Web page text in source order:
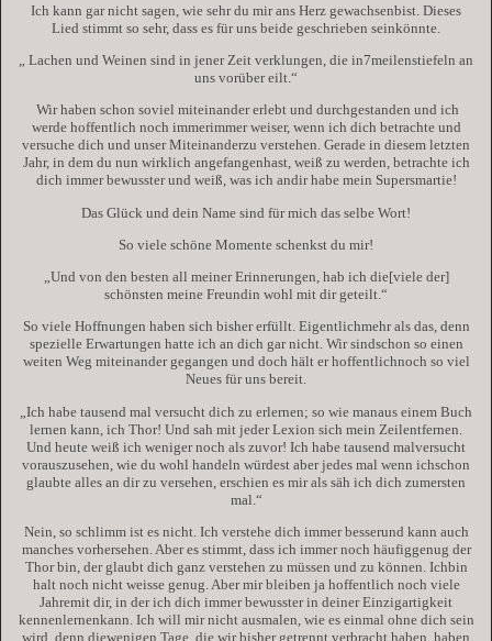
Ich kann gar nicht sagen, wie sehr du mir ans Herz gewachsenbist. Dieses
Lied stimmt so sehr, dass es für uns beide geschrieben seinkönnte.
„ Lachen und Weinen sind in jener Zeit verklungen, die in7meilenstiefeln an
uns vorüber eilt.“
Wir haben schon soviel miteinander erlebt und durchgestanden und ich
werde hoffentlich noch immerimmer weiser, wenn ich dich betrachte und
versuche dich und unser Miteinanderzu verstehen. Gerade in diesem letzten
Jahr, in dem du nun wirklich angefangenhast, weiß zu werden, betrachte ich
dich immer bewusster und weiß, was ich andir habe mein Supersmartie!
Das Glück und dein Name sind für mich das selbe Wort!
So viele schöne Momente schenkst du mir!
„Und von den besten all meiner Erinnerungen, hab ich die[viele der]
schönsten meine Freundin wohl mit dir geteilt.“
So viele Hoffnungen haben sich bisher erfüllt. Eigentlichmehr als das, denn
spezielle Erwartungen hatte ich an dich gar nicht. Wir sindschon so einen
weiten Weg miteinander gegangen und doch hält er hoffentlichnoch so viel
Neues für uns bereit.
„Ich habe tausend mal versucht dich zu erlernen; so wie manaus einem Buch
lernen kann, ich Thor! Und sah mit jeder Lexion sich mein Zeilentfernen.
Und heute weiß ich weniger noch als zuvor! Ich habe tausend malversucht
vorauszusehen, wie du wohl handeln würdest aber jedes mal wenn ichschon
glaubte alles an dir zu versehen, erschien es mir als säh ich dich zumersten
mal.“
Nein, so schlimm ist es nicht. Ich verstehe dich immer besserund kann auch
manches vorhersehen. Aber es stimmt, dass ich immer noch häufiggenug der
Thor bin, der glaubt dich ganz verstehen zu müssen und zu können. Ichbin
halt noch nicht weisse genug. Aber mir bleiben ja hoffentlich noch viele
Jahremit dir, in der ich dich immer bewusster in deiner Einzigartigkeit
kennenlernenkann. Ich will mir nicht ausmalen, wie es einmal ohne dich sein
wird, denn diewenigen Tage, die wir bisher getrennt verbracht haben, haben